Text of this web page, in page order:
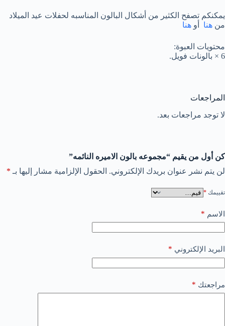
يمكنكم تصفح الكثير من أشكال البالون المناسبه لحفلات عيد الميلاد
من هنا أو هنا
محتويات العبوة:
6 × بالونات فويل.
المراجعات
لا توجد مراجعات بعد.
كن أول من يقيم “مجموعه بالون الاميره النائمه”
لن يتم نشر عنوان بريدك الإلكتروني. الحقول الإلزامية مشار إليها بـ *
تقييمك *
الاسم *
البريد الإلكتروني *
مراجعتك *